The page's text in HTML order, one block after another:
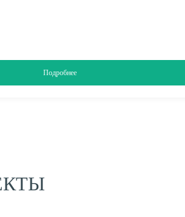
Подробнее